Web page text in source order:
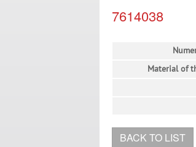
7614038
Material of
BACK TO LIST